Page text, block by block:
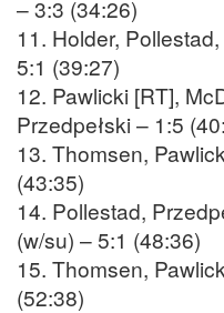
– 3:3 (34:26)
11. Holder,
5:1 (39:27)
12. Pawlicki [RT],
Przedpełski – 1:5
13. Thomsen,
(43:35)
14. Pollestad,
(w/su) – 5:1 (48:36)
15. Thomsen,
(52:38)